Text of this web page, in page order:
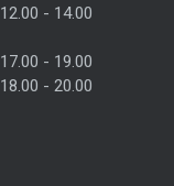
12.00 - 14.00
17.00 - 19.00
18.00 - 20.00